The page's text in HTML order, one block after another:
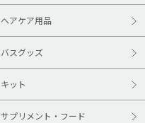
ヘアケア用品
バスグッズ
キット
サプリメント・フード